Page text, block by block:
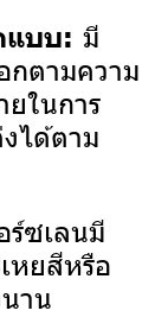
แบบ: มี
กตามความ
ในการ
ได้ตาม
ร์ซเลนมี
หยสีหรือ
าน